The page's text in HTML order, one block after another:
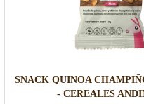
SNACK QUINOA
- CEREALES